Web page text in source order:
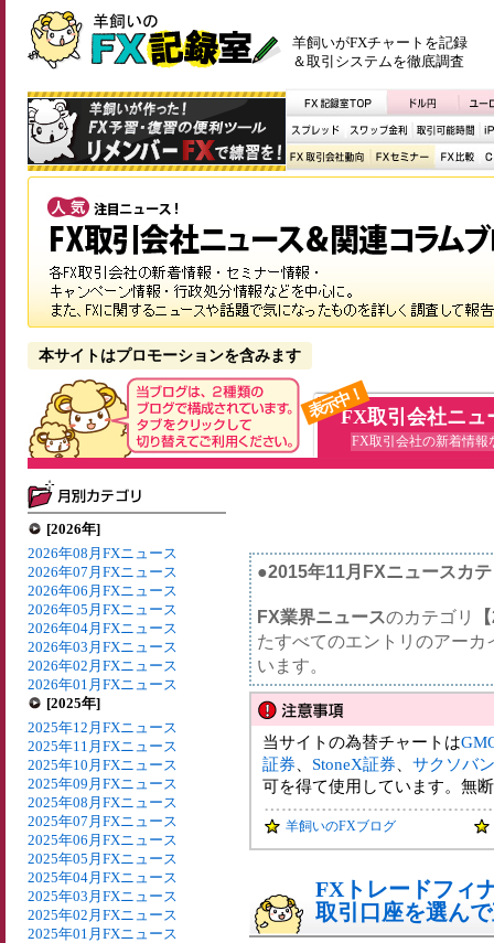
羊飼いがFXチャートを記録
＆取引システムを徹底調査
本サイトはプロモーションを含みます
表示中！FX取引会社ニュ
FX取引会社の新着情報
[2026年]
2026年08月FXニュース
2026年07月FXニュース
2026年06月FXニュース
2026年05月FXニュース
2026年04月FXニュース
2026年03月FXニュース
2026年02月FXニュース
2026年01月FXニュース
[2025年]
2025年12月FXニュース
2025年11月FXニュース
2025年10月FXニュース
2025年09月FXニュース
2025年08月FXニュース
2025年07月FXニュース
2025年06月FXニュース
2025年05月FXニュース
2025年04月FXニュース
2025年03月FXニュース
2025年02月FXニュース
2025年01月FXニュース
●2015年11月FXニュースカ
FX業界ニュースのカテゴリ
たすべてのエントリのアー
います。
当サイトの為替チャートは
証券
StoneX証券
サクソバ
可を得て使用しています。無
羊飼いのFXブログ
FXトレードフィ
取引口座を選ん